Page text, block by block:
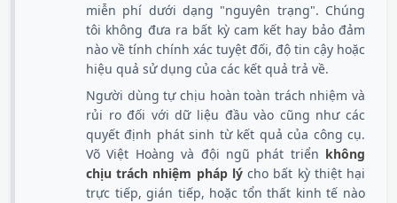
miễn phí dưới dạng "nguyên trạng". Chúng
tôi không đưa ra bất kỳ cam kết hay bảo đảm
nào về tính chính xác tuyệt đối, độ tin cậy hoặc
hiệu quả sử dụng của các kết quả trả về.
Người dùng tự chịu hoàn toàn trách nhiệm và
rủi ro đối với dữ liệu đầu vào cũng như các
quyết định phát sinh từ kết quả của công cụ.
Võ Việt Hoàng và đội ngũ phát triển không
chịu trách nhiệm pháp lýcho bất kỳ thiệt hại
trực tiếp, gián tiếp, hoặc tổn thất kinh tế nào